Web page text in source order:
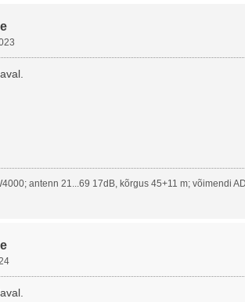
antenn 21...69 17dB, kõrgus 45+11 m; võimendi